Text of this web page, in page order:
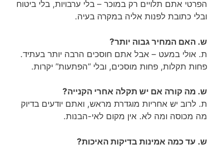
הפרטי אתם תלויים רק במוכר – בלי ערבויות, בלי ביטוח
ובלי כתובת לפנות אליה במקרה בעיה.
ש. האם המחיר גבוה יותר?
ת. אולי במעט – אבל אתם חוסכים הרבה יותר בעתיד.
פחות תקלות, פחות מוסכים, ובלי “הפתעות” יקרות.
ש. מה קורה אם יש תקלה אחרי הקנייה?
ת. לרוב יש אחריות מוגדרת מראש, ואתם יודעים בדיוק
מה מכוסה ומה לא. אין מקום לאי-הבנות.
ש. עד כמה אמינות בדיקות האיכות?